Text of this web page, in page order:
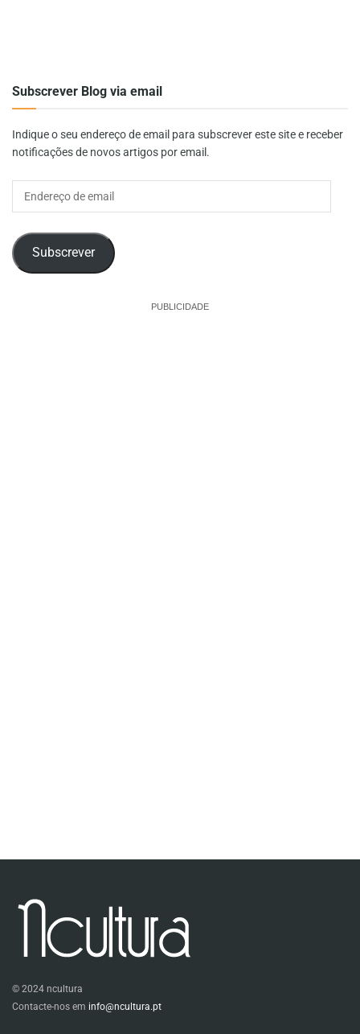
Subscrever Blog via email
Indique o seu endereço de email para subscrever este site e receber
notificações de novos artigos por email.
Endereço
Subscrever
PUBLICIDADE
© 2024 ncultura
Contacte-nos em info@ncultura.pt